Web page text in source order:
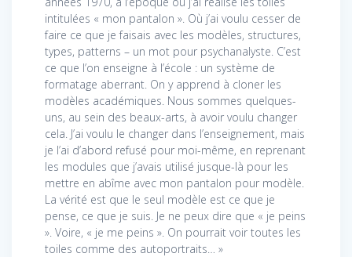
intitulées « mon pantalon ». Où j’ai voulu cesser de
faire ce que je faisais avec les modèles, structures,
types, patterns – un mot pour psychanalyste. C’est
ce que l’on enseigne à l’école : un système de
formatage aberrant. On y apprend à cloner les
modèles académiques. Nous sommes quelques-
uns, au sein des beaux-arts, à avoir voulu changer
cela. J’ai voulu le changer dans l’enseignement, mais
je l’ai d’abord refusé pour moi-même, en reprenant
les modules que j’avais utilisé jusque-là pour les
mettre en abîme avec mon pantalon pour modèle.
La vérité est que le seul modèle est ce que je
pense, ce que je suis. Je ne peux dire que « je peins
». Voire, « je me peins ». On pourrait voir toutes les
toiles comme des autoportraits… »